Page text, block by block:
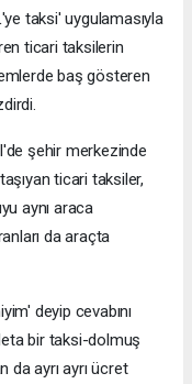
taksi' uygulamasıyla
ticari taksilerin
baş gösteren
şehir merkezinde
ticari taksiler,
aynı araca
da araçta
deyip cevabını
bir taksi-dolmuş
da ayrı ayrı ücret